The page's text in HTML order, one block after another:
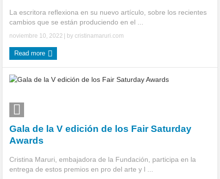
La escritora reflexiona en su nuevo artículo, sobre los recientes
cambios que se están produciendo en el ...
noviembre 10, 2022 | bycristinamaruri.com
Read more
Gala de la V edición de los Fair Saturday
Awards
Cristina Maruri, embajadora de la Fundación, participa en la
entrega de estos premios en pro del arte y l ...